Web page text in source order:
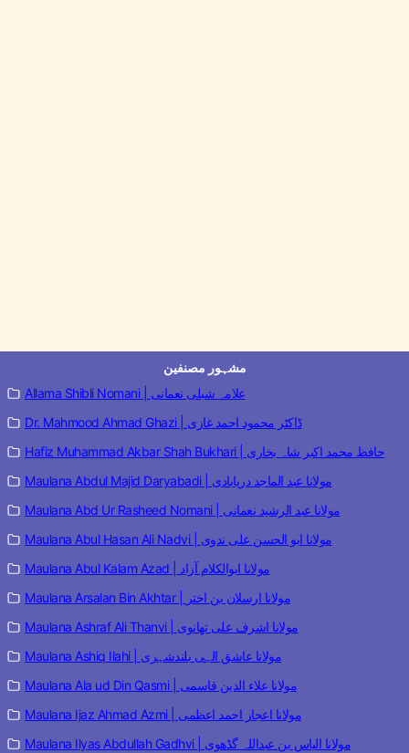
مشہور مصنفین
Allama Shibli Nomani | علامہ شبلی نعمانی
Dr. Mahmood Ahmad Ghazi | ڈاکٹر محمود احمد غازی
Hafiz Muhammad Akbar Shah Bukhari | حافظ محمد اکبر شاہ بخاری
Maulana Abdul Majid Daryabadi | مولانا عبد الماجد دریابادی
Maulana Abd Ur Rasheed Nomani | مولانا عبد الرشید نعمانی
Maulana Abul Hasan Ali Nadvi | مولانا ابو الحسن علی ندوی
Maulana Abul Kalam Azad | مولانا ابوالکلام آزاد
Maulana Arsalan Bin Akhtar | مولانا ارسلان بن اختر
Maulana Ashraf Ali Thanvi | مولانا اشرف علی تھانوی
Maulana Ashiq Ilahi | مولانا عاشق الہی بلندشہری
Maulana Ala ud Din Qasmi | مولانا علاء الدین قاسمی
Maulana Ijaz Ahmad Azmi | مولانا اعجاز احمد اعظمی
Maulana Ilyas Abdullah Gadhvi | مولانا الیاس بن عبداللہ گڈھوی